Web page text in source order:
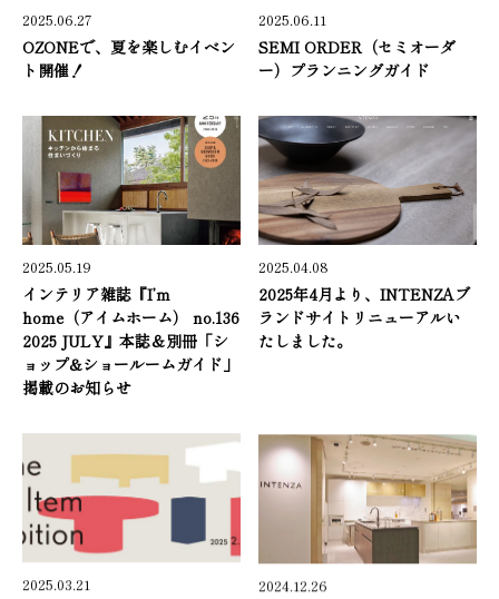
2025.06.27
OZONEで、夏を楽しむイベン
ト開催！
2025.06.11
SEMI ORDER（セミオーダ
ー）プランニングガイド
2025.05.19
インテリア雑誌『I’m
home（アイムホーム） no.136
2025 JULY』本誌＆別冊「シ
ョップ&ショールームガイド」
掲載のお知らせ
2025.04.08
2025年4月より、INTENZAブ
ランドサイトリニューアルい
たしました。
2025.03.21 2024.12.26